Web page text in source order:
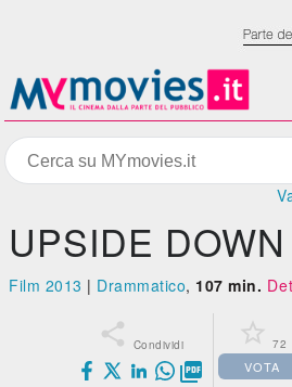
UPSIDE DOWN
Film 2013 | Drammatico, 107 min.
 Condividi

 72
VOTA